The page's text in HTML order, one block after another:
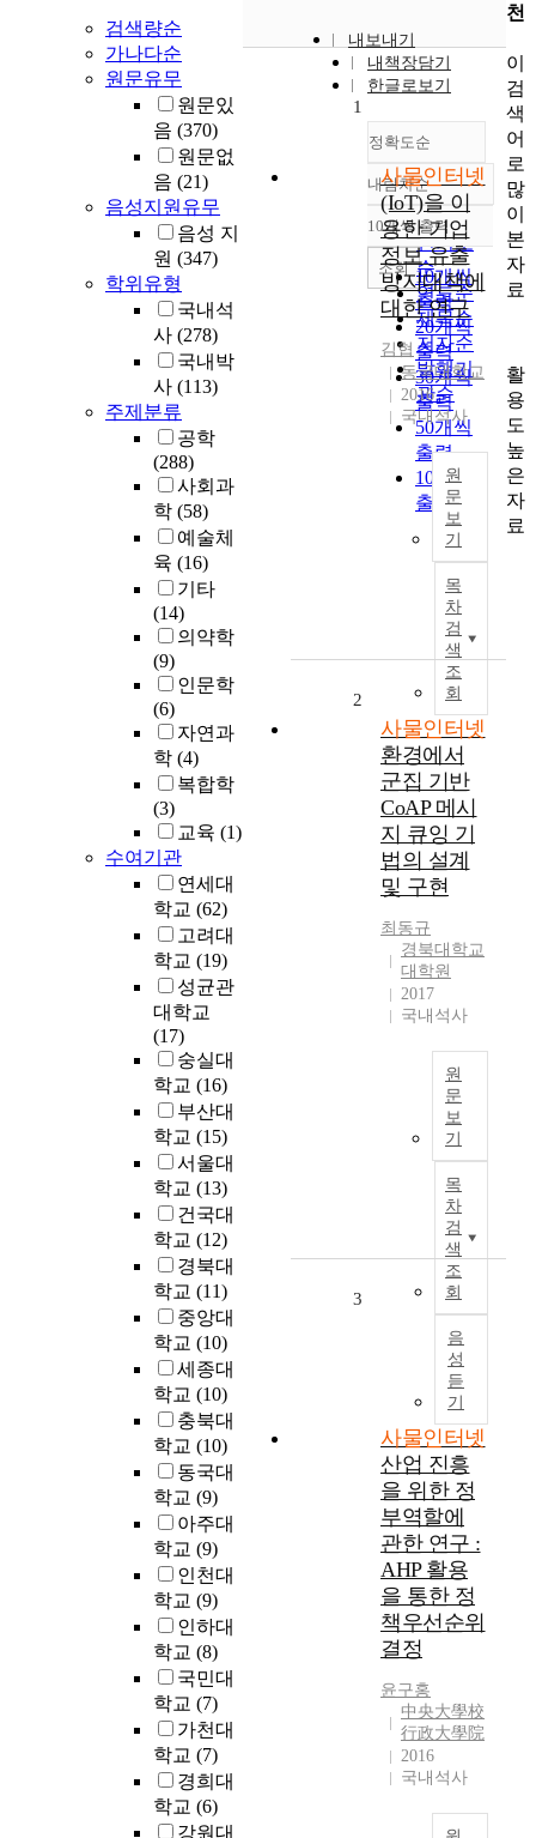
검색량순
가나다순
원문유무
원문있
음 (370)
원문없
음 (21)
음성지원유무
음성 지
원 (347)
학위유형
국내석
사 (278)
국내박
사 (113)
주제분류
공학
(288)
사회과
학 (58)
예술체
육 (16)
기타
(14)
의약학
(9)
인문학
(6)
자연과
학 (4)
복합학
(3)
교육 (1)
수여기관
연세대
학교 (62)
고려대
학교 (19)
성균관
대학교
(17)
숭실대
학교 (16)
부산대
학교 (15)
서울대
학교 (13)
건국대
학교 (12)
경북대
학교 (11)
중앙대
학교 (10)
세종대
학교 (10)
충북대
학교 (10)
동국대
학교 (9)
아주대
학교 (9)
인천대
학교 (9)
인하대
학교 (8)
국민대
학교 (7)
가천대
학교 (7)
경희대
학교 (6)
강원대
내보내기
내책장담기
한글로보기
정확도순
정확도
순
인기도
순
연도순
제목순
저자순
발행기
관순
내림차순
내림차순
10개씩 출력
10개씩
출력
20개씩
출력
30개씩
출력
50개씩
출력
100개씩
출력
조회
1
사물인터넷
(IoT)을 이
용한 기업
정보 유출
방지대책에
대한 연구
김협
동국대학교
2016
국내석사
원
문
보
기
목
차
검
색
조
회
2
사물인터넷
환경에서
군집 기반
CoAP 메시
지 큐잉 기
법의 설계
및 구현
최동규
경북대학교
대학원
2017
국내석사
원
문
보
기
목
차
검
색
조
회
음
성
듣
기
3
사물인터넷
산업 진흥
을 위한 정
부역할에
관한 연구 :
AHP 활용
을 통한 정
책우선순위
결정
윤구홍
中央大學校
行政大學院
2016
국내석사
천
이
검
색
어
로
많
이
본
자
료
활
용
도
높
은
자
료